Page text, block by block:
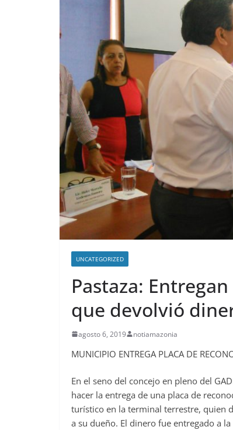
UNCATEGORIZED
Pastaza:
que devolvió
agosto 6, 2019 notiamazonia
MUNICIPIO ENTREGA PLACA DE
En el seno del concejo en pleno del
hacer la entrega de una placa de
turístico en la terminal terrestre, quien
a su dueño. El dinero fue entregado a